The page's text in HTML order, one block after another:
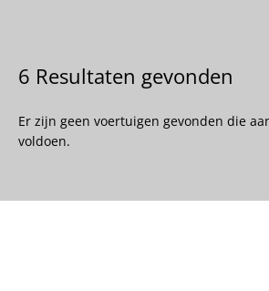
6 Resultaten gevonden
Er zijn geen voertuigen gevonden die
voldoen.